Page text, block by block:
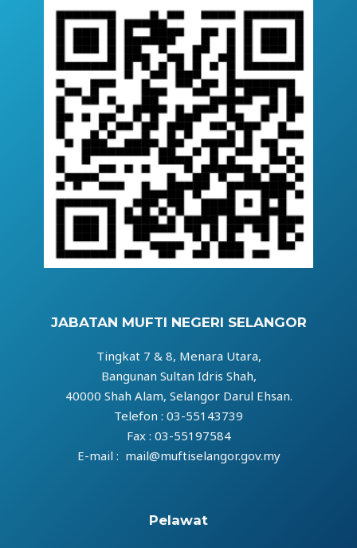
JABATAN MUFTI NEGERI SELANGOR
Tingkat 7 & 8, Menara Utara,
Bangunan Sultan Idris Shah,
40000 Shah Alam, Selangor Darul Ehsan.
Telefon : 03-55143739
Fax : 03-55197584
E-mail : mail@muftiselangor.gov.my
Pelawat